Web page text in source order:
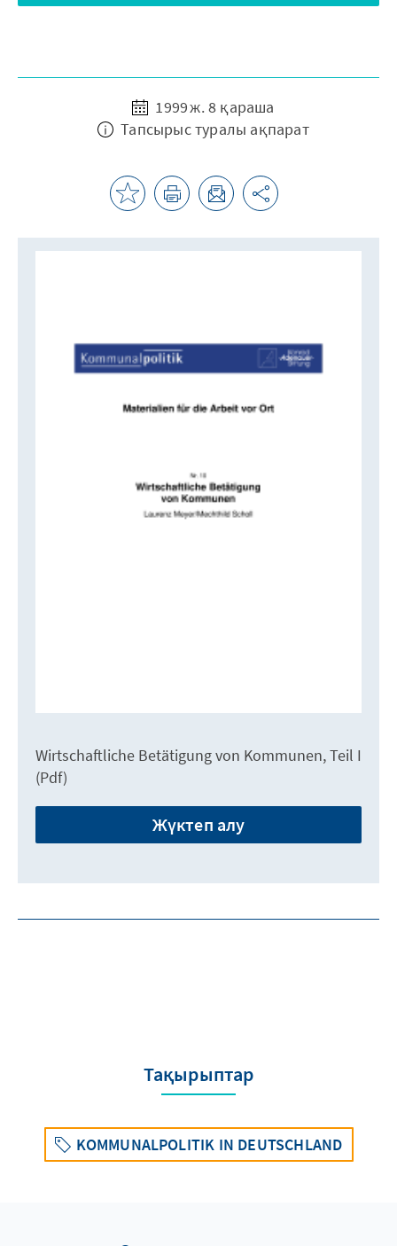
1999 ж. 8 қараша
Тапсырыс туралы ақпарат
Wirtschaftliche Betätigung von Kommunen, Teil I
(Pdf)
Жүктеп алу
Тақырыптар
KOMMUNALPOLITIK IN DEUTSCHLAND